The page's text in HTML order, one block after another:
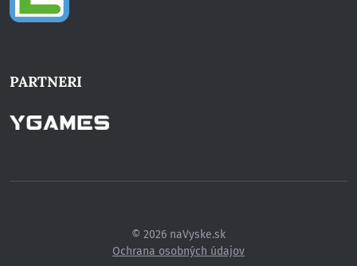
PARTNERI
© 2026 naVyske.sk
Ochrana osobných údajov